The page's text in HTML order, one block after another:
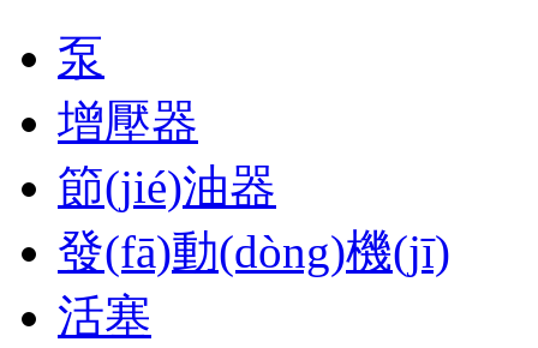
泵
增壓器
節(jié)油器
發(fā)動(dòng)機(jī)
活塞